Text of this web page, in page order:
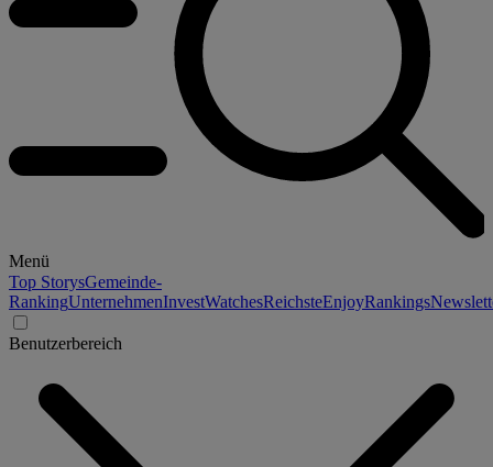
Menü
Top StorysGemeinde-
RankingUnternehmenInvestWatchesReichsteEnjoyRankings
Benutzerbereich